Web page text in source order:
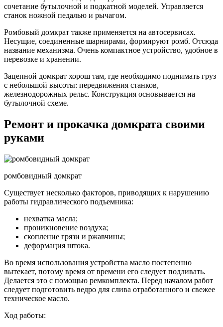
сочетание бутылочной и подкатной моделей. Управляется
станок ножной педалью и рычагом.
Ромбовый домкрат также применяется на автосервисах.
Несущие, соединенные шарнирами, формируют ромб. Отсюда
название механизма. Очень компактное устройство, удобное в
перевозке и хранении.
Зацепной домкрат хорош там, где необходимо поднимать груз
с небольшой высоты: передвижения станков,
железнодорожных рельс. Конструкция основывается на
бутылочной схеме.
Ремонт и прокачка домкрата своими
руками
ромбовидный домкрат
Существует несколько факторов, приводящих к нарушению
работы гидравлического подъемника:
нехватка масла;
проникновение воздуха;
скопление грязи и ржавчины;
деформация штока.
Во время использования устройства масло постепенно
вытекает, потому время от времени его следует подливать.
Делается это с помощью ремкомплекта. Перед началом работ
следует подготовить ведро для слива отработанного и свежее
техническое масло.
Ход работы: